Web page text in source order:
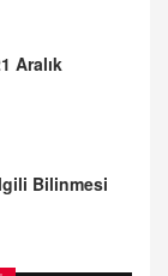
Bilinmesi